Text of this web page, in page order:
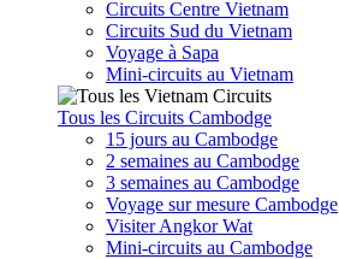
Circuits Centre Vietnam
Circuits Sud du Vietnam
Voyage à Sapa
Mini-circuits au Vietnam
Tous les Circuits Cambodge
15 jours au Cambodge
2 semaines au Cambodge
3 semaines au Cambodge
Voyage sur mesure Cambodge
Visiter Angkor Wat
Mini-circuits au Cambodge